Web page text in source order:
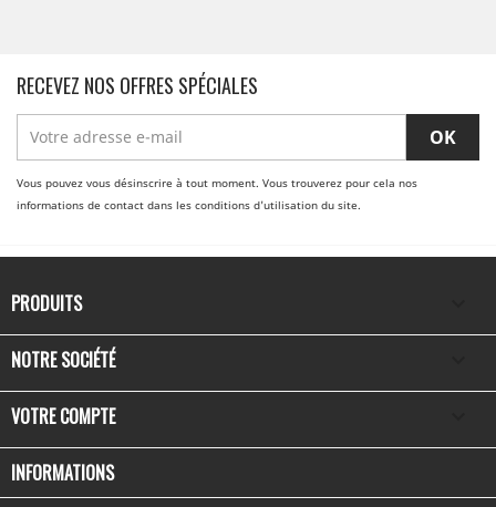
RECEVEZ NOS OFFRES SPÉCIALES
Vous pouvez vous désinscrire à tout moment. Vous trouverez pour cela nos
informations de contact dans les conditions d'utilisation du site.
PRODUITS
NOTRE SOCIÉTÉ
VOTRE COMPTE
INFORMATIONS